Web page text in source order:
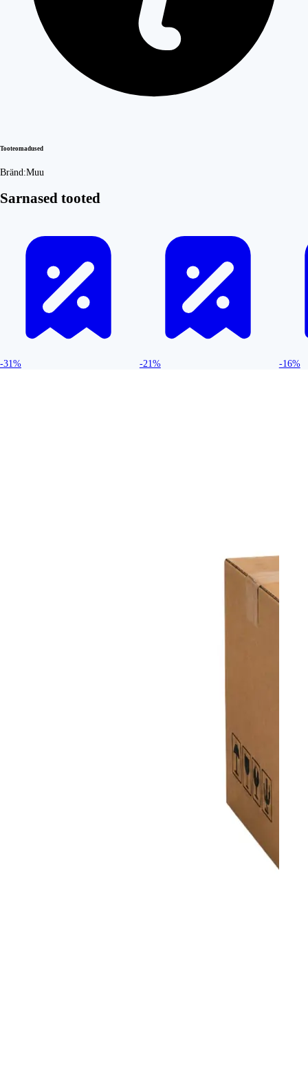
Tooteomadused
Bränd:Muu
Sarnased tooted
-31% -21% -16%